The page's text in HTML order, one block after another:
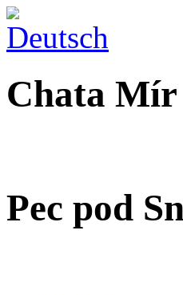
Chata Mír
Pec pod